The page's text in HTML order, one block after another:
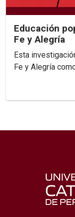
Educación
Fe y Alegría
Esta
Fe y Alegría